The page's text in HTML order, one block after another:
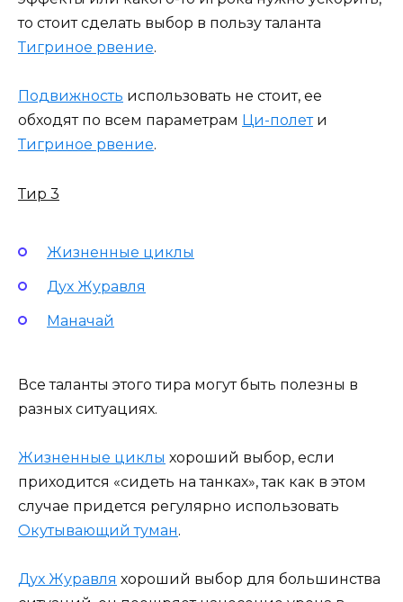
то стоит сделать выбор в пользу таланта
Тигриное рвение.
Подвижность использовать не стоит, ее
обходят по всем параметрам Ци-полети
Тигриное рвение.
Тир 3
Жизненные циклы
Дух Журавля
Маначай
Все таланты этого тира могут быть полезны в
разных ситуациях.
Жизненные циклы хороший выбор, если
приходится «сидеть на танках», так как в этом
случае придется регулярно использовать
Окутывающий туман.
Дух Журавля хороший выбор для большинства